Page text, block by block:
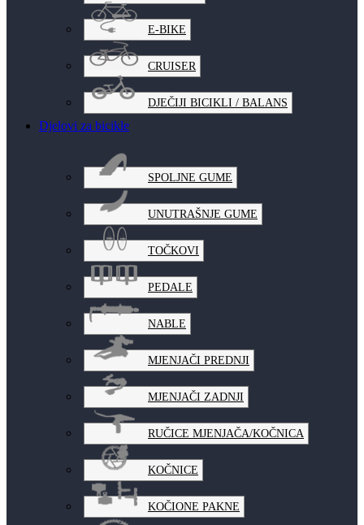
E-BIKE
CRUISER
DJEČIJI BICIKLI / BALANS
Djelovi za bicikle
SPOLJNE GUME
UNUTRAŠNJE GUME
TOČKOVI
PEDALE
NABLE
MJENJAČI PREDNJI
MJENJAČI ZADNJI
RUČICE MJENJAČA/KOČNICA
KOČNICE
KOČIONE PAKNE